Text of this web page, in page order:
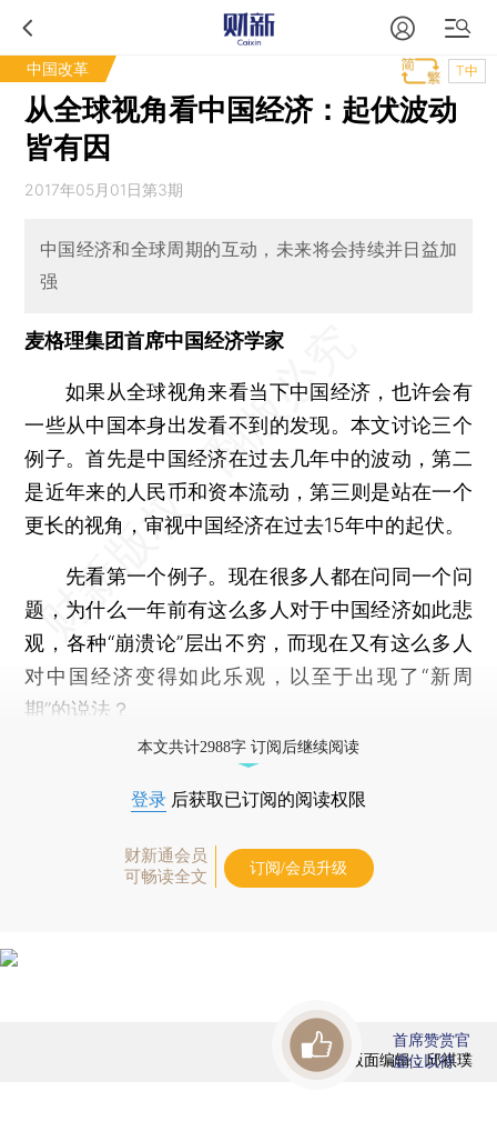
中国改革 T中
从全球视角看中国经济：起伏波动
皆有因
2017年05月01日第3期
中国经济和全球周期的互动，未来将会持续并日益加
强
麦格理集团首席中国经济学家
如果从全球视角来看当下中国经济，也许会有
一些从中国本身出发看不到的发现。本文讨论三个
例子。首先是中国经济在过去几年中的波动，第二
是近年来的人民币和资本流动，第三则是站在一个
更长的视角，审视中国经济在过去15年中的起伏。
先看第一个例子。现在很多人都在问同一个问
题，为什么一年前有这么多人对于中国经济如此悲
观，各种“崩溃论”层出不穷，而现在又有这么多人
对中国经济变得如此乐观，以至于出现了“新周
期”的说法？
本文共计2988字 订阅后继续阅读
登录 后获取已订阅的阅读权限
财新通会员
可畅读全文
订阅/会员升级
版面编辑：邱祺璞
首席赞赏官
虚位以待